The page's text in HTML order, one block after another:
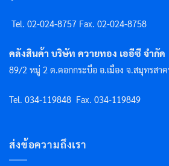
Tel. 02-024-8757 Fax. 02-024-8758
คลังสินค้า บริษัท ควายทอง เออีซี จำกัด
89/2 หมู่ 2 ต.คอกกระบือ อ.เมือง จ.สมุทรสา
Tel. 034-119848 Fax. 034-119849
ส่งข้อความถึงเรา